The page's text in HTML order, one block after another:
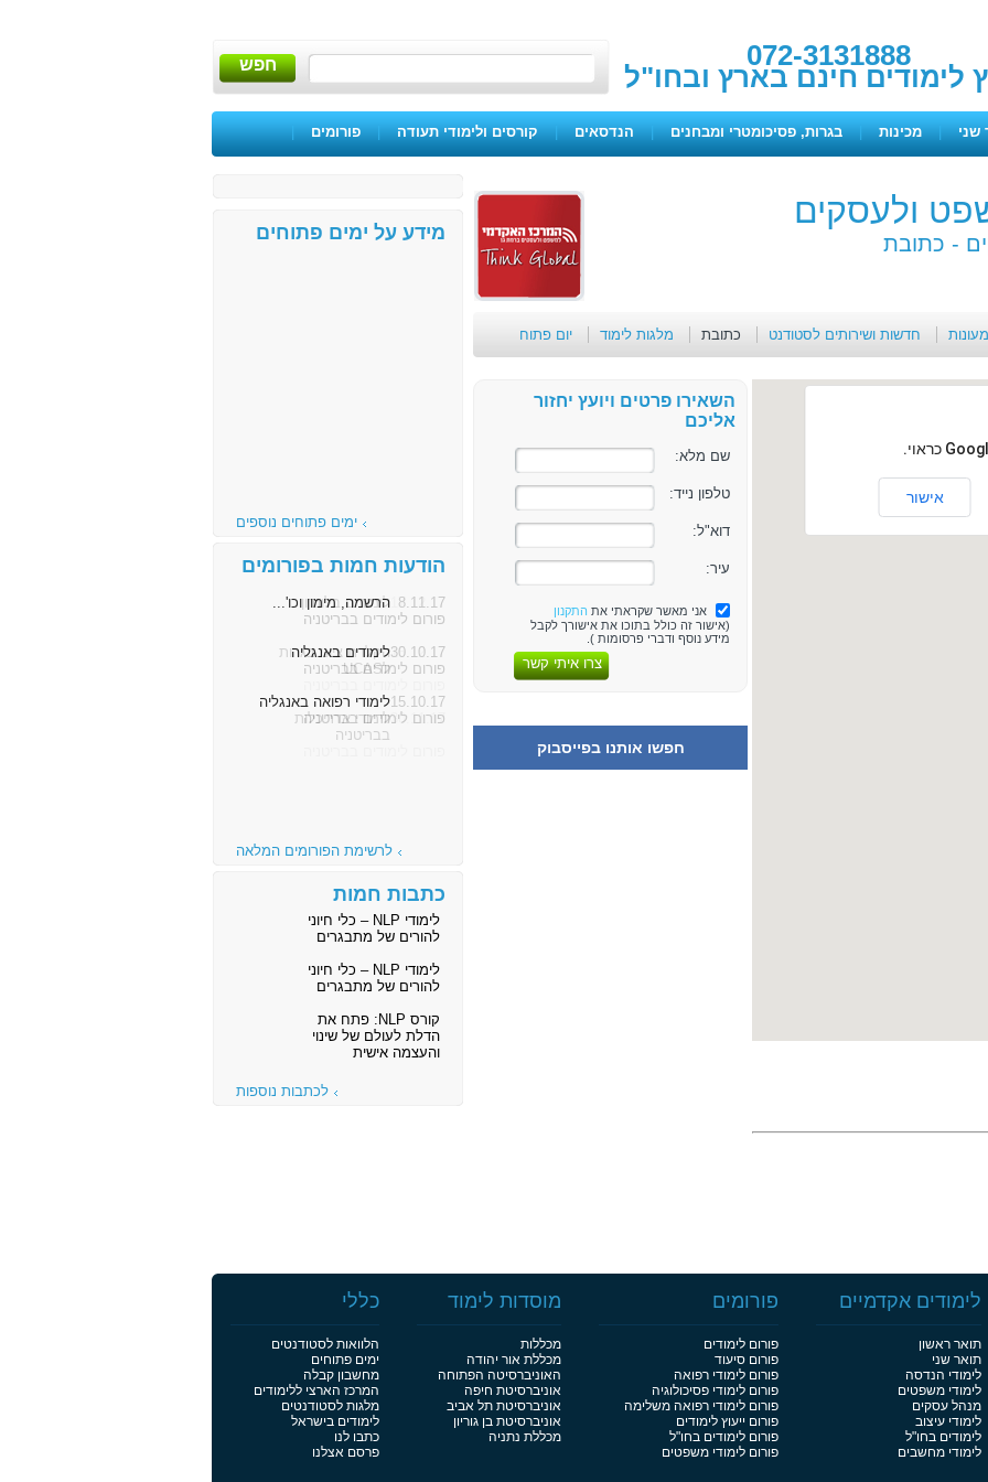
072-3131888
לימודים חינם בארץ ובחו"ל חפש
שני | מכינות | בגרות, פסיכומטרי ומבחנים | הנדסאים | קורסים ולימודי תעודה | פורומים |
ולעסקים
- כתובת
חדשות ושירותים לסטודנט כתובת מלגות לימוד יום פתוח
השאירו פרטים ויועץ יחזור
אליכם
שם מלא:
טלפון נייד:
דוא"ל:
עיר:
אני מאשר שקראתי את התקנון
(אישור זה כולל בתוכו את אישורך לקבל
מידע נוסף ודברי פרסומות ).
צרו איתי קשר
חפשו אותנו בפייסבוק
אישור
מידע על ימים פתוחים
ימים פתוחים נוספים
הודעות חמות בפורומים
8.11.17 הרשמה, מימון וכו'...
פורום לימודים בבריטניה
30.10.17לימודים באנגליה
פורום לימודים בבריטניה
15.10.17לימודי רפואה באנגליה
פורום לימודים בבריטניה
לרשימת הפורומים המלאה
כתבות חמות
לימודי NLP – כלי חיוני
להורים של מתבגרים
לימודי NLP – כלי חיוני
להורים של מתבגרים
קורס NLP: פתח את
הדלת לעולם של שינוי
והעצמה אישית
לכתבות נוספות
לימודים אקדמיים
תואר ראשון
תואר שני
לימודי הנדסה
לימודי משפטים
מנהל עסקים
לימודי עיצוב
לימודים בחו"ל
לימודי מחשבים
פורומים
פורום לימודים
פורום סיעוד
פורום לימודי רפואה
פורום לימודי פסיכולוגיה
פורום לימודי רפואה משלימה
פורום ייעוץ לימודים
פורום לימודים בחו"ל
פורום לימודי משפטים
מוסדות לימוד
מכללות
מכללת אור יהודה
האוניברסיטה הפתוחה
אוניברסיטת חיפה
אוניברסיטת תל אביב
אוניברסיטת בן גוריון
מכללת נתניה
כללי
הלוואות לסטודנטים
ימים פתוחים
מחשבון קבלה
המרכז הארצי ללימודים
מלגות לסטודנטים
לימודים בישראל
כתבו לנו
פרסם אצלנו